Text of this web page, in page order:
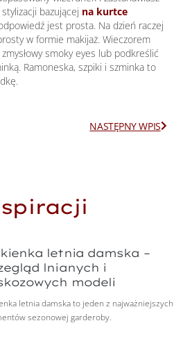
bazującej na kurtce
jest prosta. Na dzień raczej
w formie makijaż. Wieczorem
smoky eyes lub podkreślić
Ramoneska, szpiki i szminka to
NASTĘPNY WPISNext
letnia damska –
lnianych i
modeli
letnia damska to jeden z najważniejszych
sezonowej garderoby.